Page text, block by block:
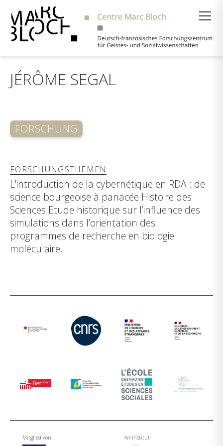
JÉRÔME SEGAL
FORSCHUNG
FORSCHUNGSTHEMEN
L'introduction de la cybernétique en RDA : de
science bourgeoise à panacée Histoire des
Sciences Etude historique sur l’influence des
simulations dans l’orientation des
programmes de recherche en biologie
moléculaire.
Mitglied von An-Institut